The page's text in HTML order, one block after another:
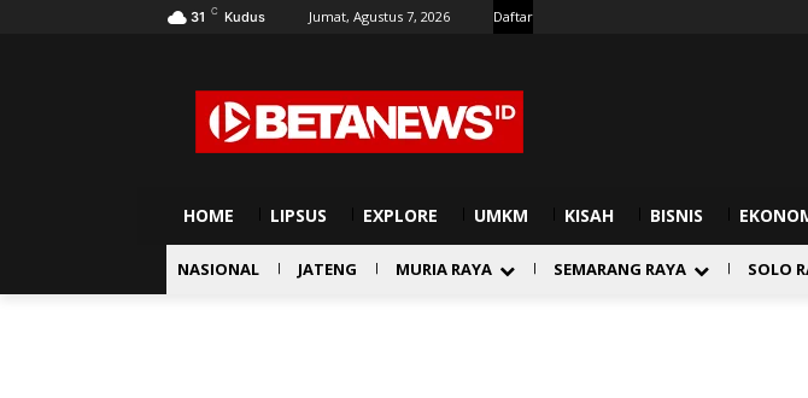
31 C Kudus Jumat, Agustus 7, 2026 Daftar
HOME LIPSUS EXPLORE UMKM KISAH BISNIS
NASIONAL JATENG MURIA RAYA SEMARANG RAYA SOLO